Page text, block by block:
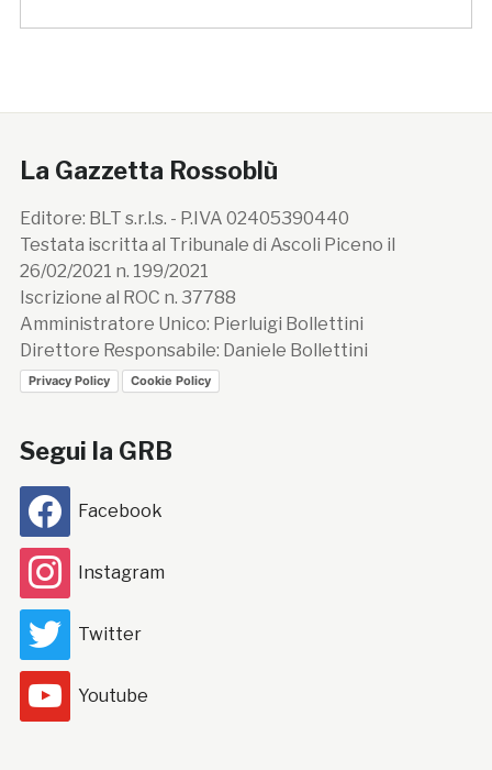
La Gazzetta Rossoblù
Editore: BLT s.r.l.s. - P.IVA 02405390440
Testata iscritta al Tribunale di Ascoli Piceno il
26/02/2021 n. 199/2021
Iscrizione al ROC n. 37788
Amministratore Unico: Pierluigi Bollettini
Direttore Responsabile: Daniele Bollettini
Privacy Policy Cookie Policy
Segui la GRB
Facebook
Instagram
Twitter
Youtube